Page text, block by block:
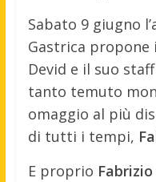
Sabato 9 giugno
Gastrica propone
Devid e il suo
tanto temuto
omaggio al più
di tutti i tempi,
E proprio